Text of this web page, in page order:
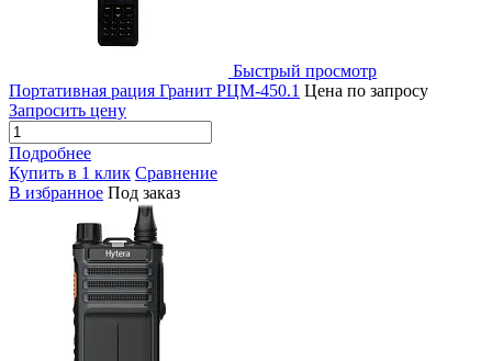
Быстрый просмотр
Портативная рация Гранит РЦМ-450.1 Цена по запросу
Запросить цену
Подробнее
Купить в 1 клик Сравнение
В избранное Под заказ